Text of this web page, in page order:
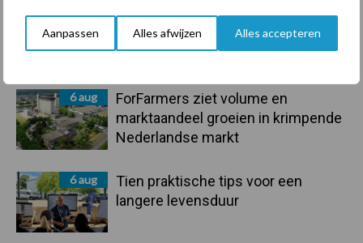
Aanpassen Alles afwijzen Alles accepteren
Primaire
Recent nieuws Partner nieuws
6 aug
ForFarmers ziet volume en
marktaandeel groeien in krimpende
Nederlandse markt
6 aug
Tien praktische tips voor een
langere levensduur